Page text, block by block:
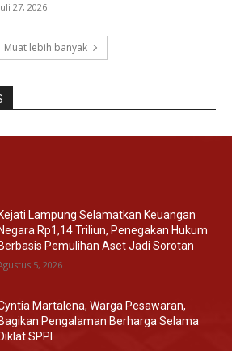
27, 2026
Muat lebih banyak
Kejati Lampung Selamatkan Keuangan
Negara Rp1,14 Triliun, Penegakan Hukum
Berbasis Pemulihan Aset Jadi Sorotan
5, 2026
Martalena, Warga Pesawaran,
Bagikan Pengalaman Berharga Selama
Diklat SPPI